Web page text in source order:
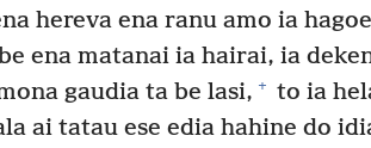
hereva ena ranu amo ia
ena matanai ia hairai, ia
gaudia ta be lasi, + to ia
ai tatau ese edia hahine do